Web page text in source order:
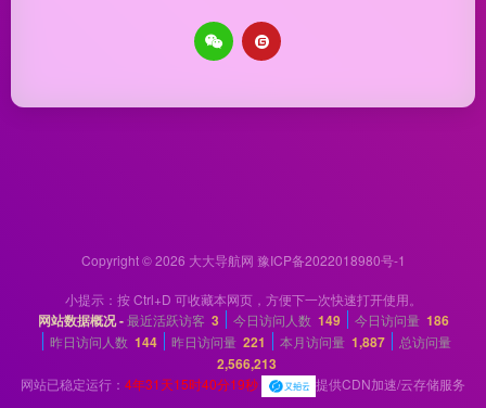
Copyright © 2026 大大导航网 豫ICP备2022018980号-1
小提示：按 Ctrl+D 可收藏本网页，方便下一次快速打开使用。
网站数据概况 -最近活跃访客 3 今日访问人数 149 今日访问量 186
昨日访问人数 144 昨日访问量 221 本月访问量 1,887 总访问量
2,566,213
网站已稳定运行： 4年31天15时40分19秒 提供CDN加速/云存储服务